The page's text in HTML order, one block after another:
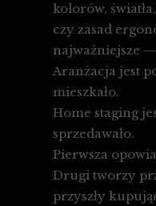
kolorów,
czy zasad
najważniejsze
Aranżacja jest
mieszkało.
Home staging
sprzedawało.
Pierwsza
Drugi tworzy
przyszły